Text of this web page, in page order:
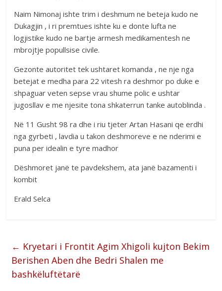
Naim Nimonaj ishte trim i deshmum ne beteja kudo ne
Dukagjin , i ri premtues ishte ku e donte lufta ne
logjistike kudo ne bartje armesh medikamentesh ne
mbrojtje popullsise civile.
Gezonte autoritet tek ushtaret komanda , ne nje nga
betejat e medha para 22 vitesh ra deshmor po duke e
shpaguar veten sepse vrau shume polic e ushtar
jugosllav e me njesite tona shkaterrun tanke autoblinda .
Në 11 Gusht 98 ra dhe i riu tjeter Artan Hasani qe erdhi
nga gyrbeti , lavdia u takon deshmoreve e ne nderimi e
puna per idealin e tyre madhor
Dëshmoret janë te pavdekshem, ata janë bazamenti i
kombit
Erald Selca
← Kryetari i Frontit Agim Xhigoli kujton Bekim
Berishen Aben dhe Bedri Shalen me
bashkëluftëtarë